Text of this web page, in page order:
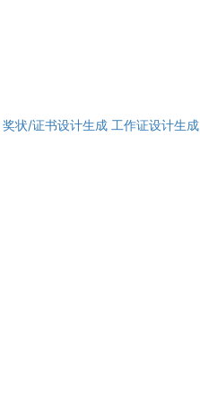
奖状/证书设计生成 工作证设计生成